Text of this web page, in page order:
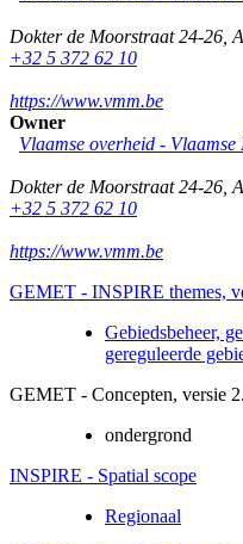
Dokter de Moorstraat 24-26
+32 5 372 62 10
https://www.vmm.be
Owner
Vlaamse overheid -
Dokter de Moorstraat 24-26
+32 5 372 62 10
https://www.vmm.be
GEMET - INSPIRE themes,
Gebiedsbeheer,
gereguleerde
GEMET - Concepten, versie
ondergrond
INSPIRE - Spatial scope
Regionaal